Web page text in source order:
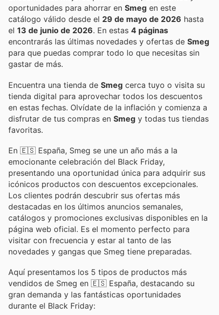
oportunidades para ahorrar en Smeg en este
catálogo válido desde el 29 de mayo de 2026 hasta
el 13 de junio de 2026 . En estas 4 páginas
encontrarás las últimas novedades y ofertas de Smeg
para que puedas comprar todo lo que necesitas sin
gastar de más.
Encuentra una tienda de Smeg cerca tuyo o visita su
tienda digital para aprovechar todos los descuentos
en estas fechas. Olvídate de la inflación y comienza a
disfrutar de tus compras en Smeg y todas tus tiendas
favoritas.
En 🇪🇸 España, Smeg se une un año más a la
emocionante celebración del Black Friday,
presentando una oportunidad única para adquirir sus
icónicos productos con descuentos excepcionales.
Los clientes podrán descubrir sus ofertas más
destacadas en los últimos anuncios semanales,
catálogos y promociones exclusivas disponibles en la
página web oficial. Es el momento perfecto para
visitar con frecuencia y estar al tanto de las
novedades y gangas que Smeg tiene preparadas.
Aquí presentamos los 5 tipos de productos más
vendidos de Smeg en 🇪🇸 España, destacando su
gran demanda y las fantásticas oportunidades
durante el Black Friday: